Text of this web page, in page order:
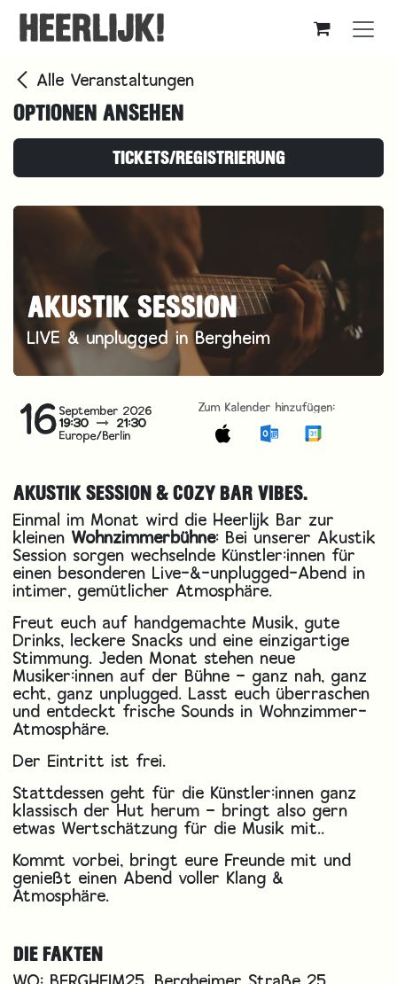
Zum Inhalt springen
Alle Veranstaltungen
OPTIONEN ANSEHEN
TICKETS/REGISTRIERUNG
AKUSTIK SESSION
LIVE & unplugged in Bergheim
16September 2026
19:30 21:30
Europe/Berlin
Zum Kalender hinzufügen:
AKUSTIK SESSION & COZY BAR VIBES.
Einmal im Monat wird die Heerlijk Bar zur
kleinen Wohnzimmerbühne: Bei unserer Akustik
Session sorgen wechselnde Künstler:innen für
einen besonderen Live-&-unplugged-Abend in
intimer, gemütlicher Atmosphäre.
Freut euch auf handgemachte Musik, gute
Drinks, leckere Snacks und eine einzigartige
Stimmung. Jeden Monat stehen neue
Musiker:innen auf der Bühne – ganz nah, ganz
echt, ganz unplugged. Lasst euch überraschen
und entdeckt frische Sounds in Wohnzimmer-
Atmosphäre.
Der Eintritt ist frei.
Stattdessen geht für die Künstler:innen ganz
klassisch der Hut herum – bringt also gern
etwas Wertschätzung für die Musik mit..
Kommt vorbei, bringt eure Freunde mit und
genießt einen Abend voller Klang &
Atmosphäre.
DIE FAKTEN